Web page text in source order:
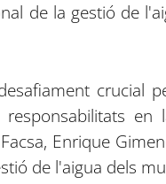
de la gestió de
crucial
Enrique
de l'aigua dels